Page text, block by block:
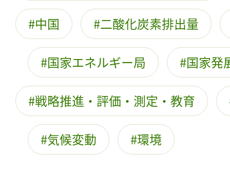
中国 二酸化炭素排出量
国家エネルギー局 国家発
戦略推進・評価・測定・教育
気候変動 環境